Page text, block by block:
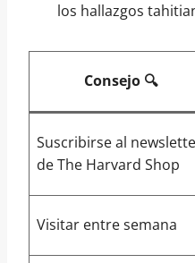
los hallazgos
Consejo 🔍
Suscribirse al
de The Harvard Shop
Visitar entre semana